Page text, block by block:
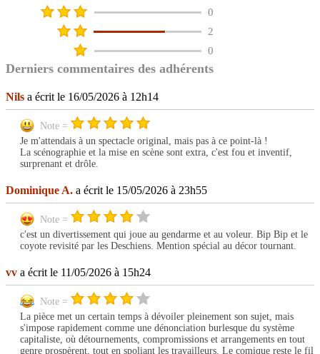
0
2
0
Derniers commentaires des adhérents
Nils a écrit le 16/05/2026 à 12h14
Note =
Je m'attendais à un spectacle original, mais pas à ce point-là !
La scénographie et la mise en scène sont extra, c'est fou et inventif,
surprenant et drôle.
Dominique A. a écrit le 15/05/2026 à 23h55
Note =
c'est un divertissement qui joue au gendarme et au voleur. Bip Bip et le
coyote revisité par les Deschiens. Mention spécial au décor tournant.
vv a écrit le 11/05/2026 à 15h24
Note =
La pièce met un certain temps à dévoiler pleinement son sujet, mais
s'impose rapidement comme une dénonciation burlesque du système
capitaliste, où détournements, compromissions et arrangements en tout
genre prospèrent, tout en spoliant les travailleurs. Le comique reste le fil